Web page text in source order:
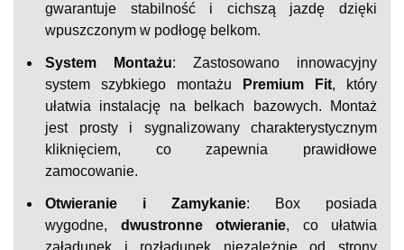
gwarantuje stabilność i cichszą jazdę dzięki
wpuszczonym w podłogę belkom.
System Montażu: Zastosowano innowacyjny
system szybkiego montażu
Premium Fit, który
ułatwia instalację na belkach bazowych. Montaż
jest prosty i sygnalizowany charakterystycznym
kliknięciem, co zapewnia prawidłowe
zamocowanie.
Otwieranie i Zamykanie: Box posiada
wygodne, dwustronne otwieranie, co ułatwia